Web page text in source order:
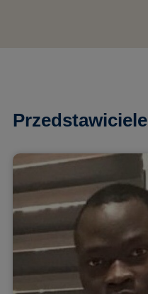
Przedstawiciele